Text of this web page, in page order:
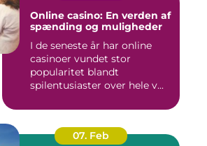
Online casino: En verden af
spænding og muligheder
I de seneste år har online
casinoer vundet stor
popularitet blandt
spilentusiaster over hele v...
07. Feb